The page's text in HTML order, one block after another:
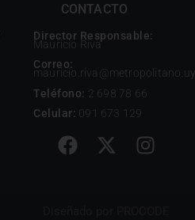
CONTACTO
Director Responsable:
Mauricio Riva
Correo:
mauricio.riva@metropolitano.uy
Teléfono: 2 698 78 66
Celular: 091 673 129